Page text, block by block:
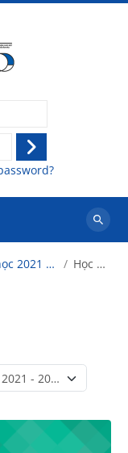
Log
in
Search
Năm học 2021 - 2022 Học Kỳ 3